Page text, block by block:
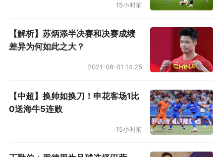
网球方面，VCORE系列通过新技术与新结构的结
合，为每次挥拍创造更精确的旋转与控制。AD-
ACCEL网球鞋以速度见长，碳板与ACCEL
BOOSTER分层设计助力快速启动；PRO-MOVE
提升透气性与侧向支撑，同步推出5款新色。穿线
机PRECISION 5.2正式亮相，融合先进穿线技术
与简易操作设计，红铜色机身搭配哑光黑饰件，
15小时前
【解析】苏炳添半决赛和决赛成绩
差异为何如此之大？
2021-08-01 14:25
【中超】换帅如换刀！申花客场1比
0送海牛5连败
15小时前